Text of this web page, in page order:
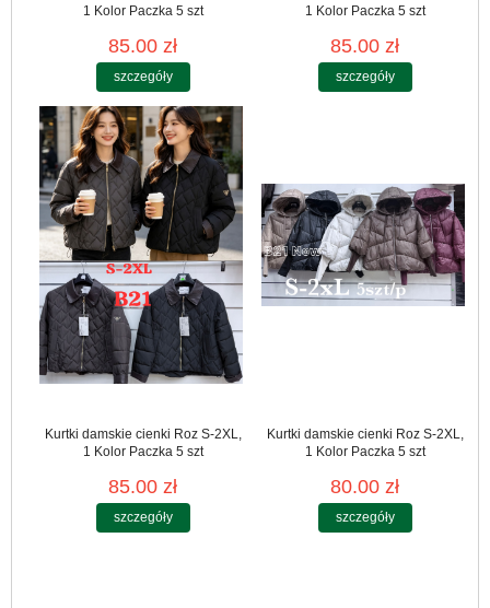
1 Kolor Paczka 5 szt
85.00 zł
szczegóły
1 Kolor Paczka 5 szt
85.00 zł
szczegóły
Kurtki damskie cienki Roz S-2XL,
1 Kolor Paczka 5 szt
85.00 zł
szczegóły
Kurtki damskie cienki Roz S-2XL,
1 Kolor Paczka 5 szt
80.00 zł
szczegóły